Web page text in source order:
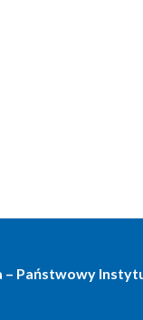
Państwowy